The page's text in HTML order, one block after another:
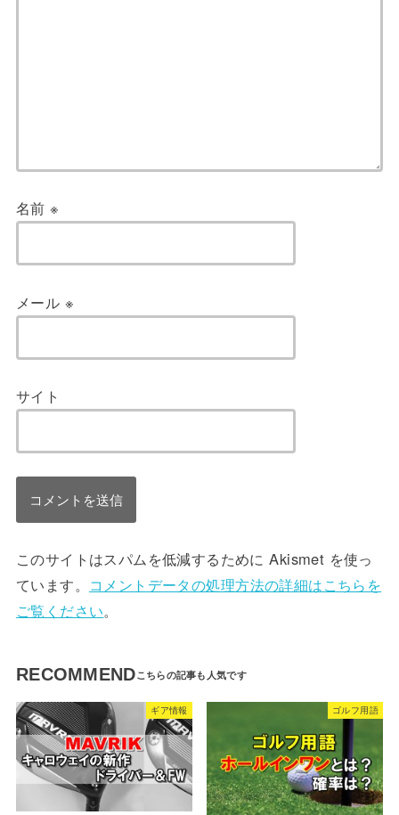
名前※
メール ※
サイト
このサイトはスパムを低減するために Akismet を使っ
ています。 コメントデータの処理方法の詳細はこちらを
ご覧ください。
RECOMMEND
ギア情報 ゴルフ用語